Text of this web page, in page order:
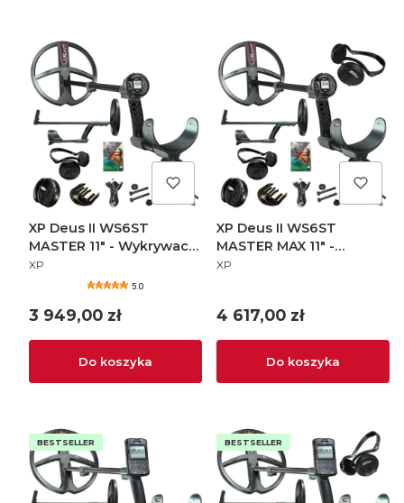
XP Deus II WS6ST
MASTER 11" - Wykrywacz
metali
PRODUCENT
XP
5.0
Cena
3 949,00 zł
Do koszyka
XP Deus II WS6ST
MASTER MAX 11" -
Wykrywacz metali
PRODUCENT
XP
Cena
4 617,00 zł
Do koszyka
BESTSELLER BESTSELLER